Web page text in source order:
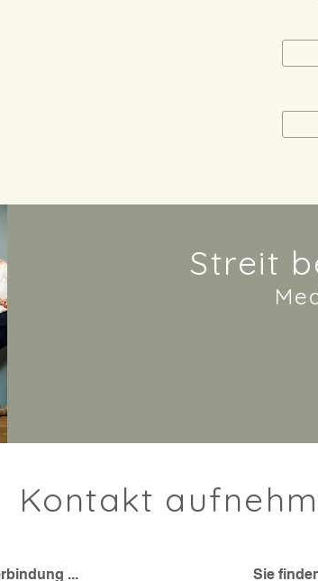
Streit
Kontakt
... Sie